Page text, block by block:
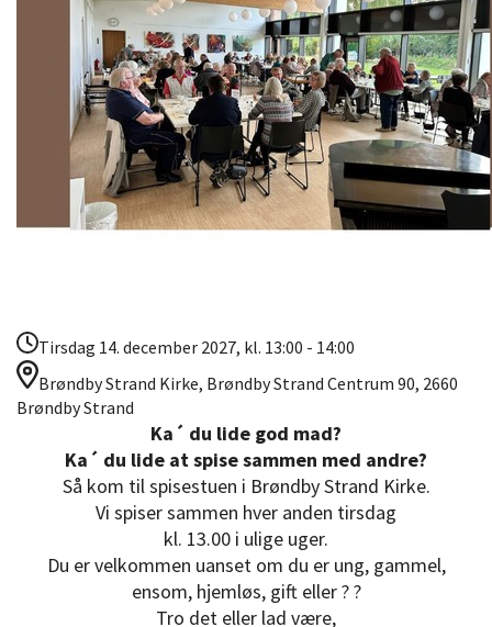
Tirsdag 14. december 2027, kl. 13:00 - 14:00
Brøndby Strand Kirke, Brøndby Strand Centrum 90, 2660
Brøndby Strand
Ka´ du lide god mad?
Ka´ du lide at spise sammen med andre?
Så kom til spisestuen i Brøndby Strand Kirke.
Vi spiser sammen hver anden tirsdag
kl. 13.00 i ulige uger.
Du er velkommen uanset om du er ung, gammel,
ensom, hjemløs, gift eller ? ?
Tro det eller lad være,